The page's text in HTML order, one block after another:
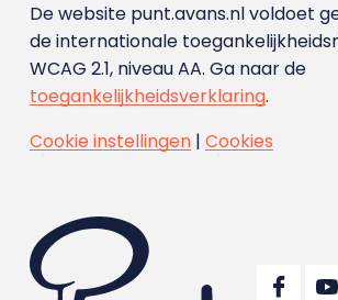
De website punt.avans.nl voldoet
de internationale
WCAG 2.1, niveau AA. Ga naar de
toegankelijkheidsverklaring.
Cookie instellingen| Cookies